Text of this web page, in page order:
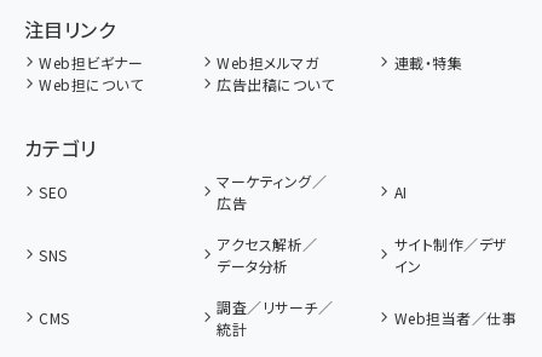
注目リンク
Web担ビギナー Web担メルマガ
連載・特集
Web担について
広告出稿について
カテゴリ
SEO
マーケティング／
広告
AI
SNS
アクセス解析／
データ分析
サイト制作／デザ
イン
CMS
調査／リサーチ／
統計
Web担当者／仕事